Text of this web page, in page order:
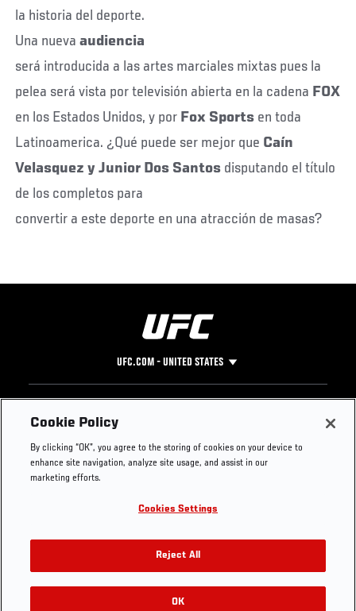
la historia del deporte.
Una nuevaaudiencia
será introducida a las artes marciales mixtas pues la
pelea será vista por televisión abierta en la cadena FOX
en los Estados Unidos, y por Fox Sports en toda
Latinoamerica. ¿Qué puede ser mejor que Caín
Velasquez y Junior Dos Santos disputando el título
de los completos para
convertir a este deporte en una atracción de masas?
UFC.COM - UNITED STATES
Footer
UFC
UFC Foundation
UFC Careers
Store
UFC Video
Instagram
YouTube
TikTok
Twitter
Press
Cookie Policy
By clicking “OK”, you agree to the storing of cookies on your device to
enhance site navigation, analyze site usage, and assist in our
marketing efforts.
Cookies Settings
Reject All
OK